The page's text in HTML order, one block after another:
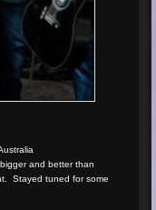
and better than
Stayed tuned for some